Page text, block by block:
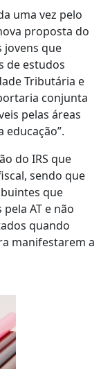
uma vez pelo
proposta do
jovens que
de estudos
Tributária e
conjunta
pelas áreas
do IRS que
sendo que
que
AT e não
quando
manifestarem a